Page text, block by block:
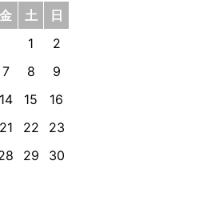
金 土
日
1
2
7 8
9
14 15
16
21 22
23
29
30